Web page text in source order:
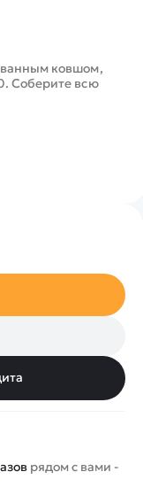
ковшом,
Соберите всю
рядом с вами -